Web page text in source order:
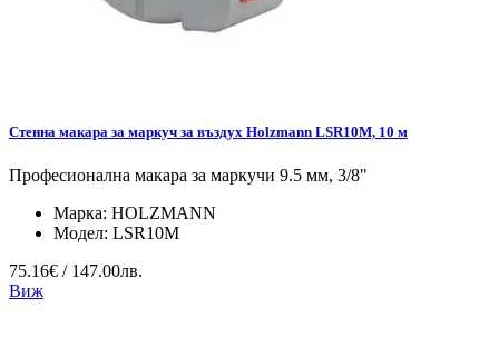
Стенна макара за маркуч за въздух Holzmann LSR10M, 10 м
Професионална макара за маркучи 9.5 мм, 3/8"
Марка: HOLZMANN
Модел: LSR10M
75.16€ / 147.00лв.
Виж